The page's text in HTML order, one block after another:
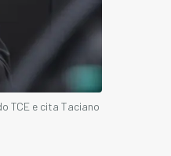
TCE e cita Taciano